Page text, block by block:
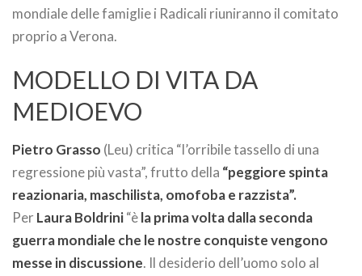
mondiale delle famiglie i Radicali riuniranno il comitato
proprio a Verona.
MODELLO DI VITA DA
MEDIOEVO
Pietro Grasso (Leu) critica “l’orribile tassello di una
regressione più vasta”, frutto della “peggiore spinta
reazionaria, maschilista, omofoba e razzista”.
PerLaura Boldrini“èla prima volta dalla seconda
guerra mondiale che le nostre conquiste vengono
messe in discussione. Il desiderio dell’uomo solo al